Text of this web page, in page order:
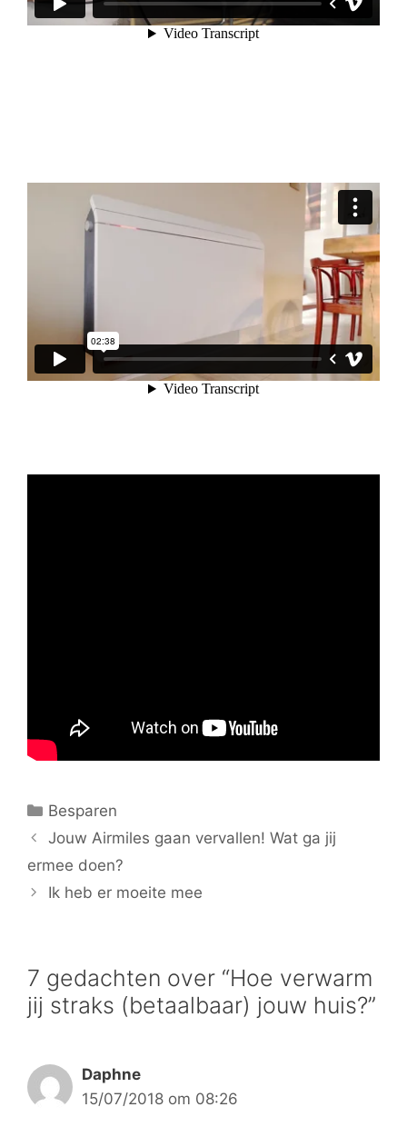
Categorieën
Besparen
Jouw Airmiles gaan vervallen! Wat ga jij
ermee doen?
Ik heb er moeite mee
7 gedachten over “Hoe verwarm
jij straks (betaalbaar) jouw huis?”
Daphne
15/07/2018 om 08:26